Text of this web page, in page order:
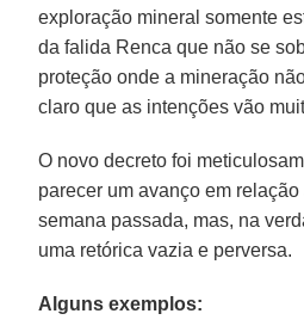
exploração mineral somente
da falida Renca que não se
proteção onde a mineração
claro que as intenções vão
O novo decreto foi
parecer um avanço em
semana passada, mas, na
uma retórica vazia e perversa.
Alguns exemplos: